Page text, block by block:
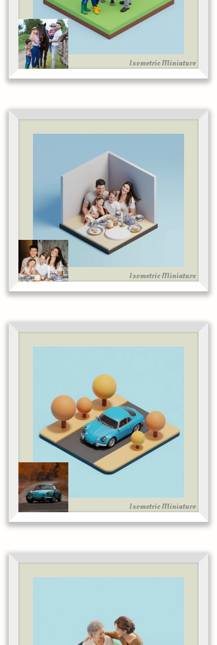
Isometric Miniature
Isometric Miniature
Isometric Miniature